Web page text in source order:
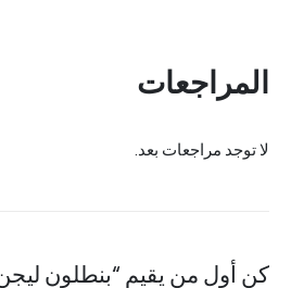
المراجعات
لا توجد مراجعات بعد.
كن أول من يقيم “بنطلون ليجن